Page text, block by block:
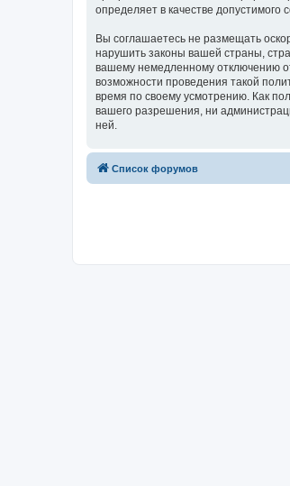
определяет в качестве
Вы соглашаетесь не размещать
нарушить законы вашей страны,
вашему немедленному отключению
возможности проведения такой
время по своему усмотрению. Как
вашего разрешения, ни
ней.
Список форумов